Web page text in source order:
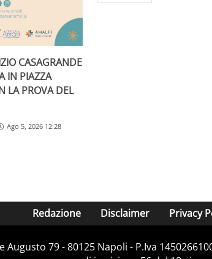
CASAGRANDE
IN PIAZZA
LA PROVA DEL
Ago 5, 2026 12:28
Redazione Disclaimer Privacy
79 - 80125 Napoli - P.Iva